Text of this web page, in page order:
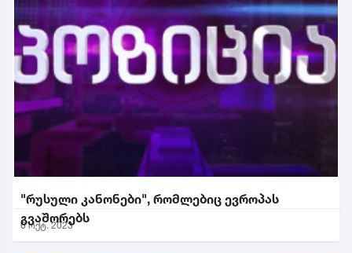
"რუსული კანონები", რომლებიც ევროპას
გვაშორებს
6 ოქტ. 2023